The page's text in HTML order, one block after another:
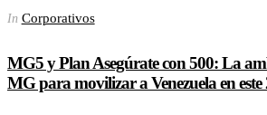
In Corporativos
MG5 y Plan Asegúrate con 500: La
MG para movilizar a Venezuela en este